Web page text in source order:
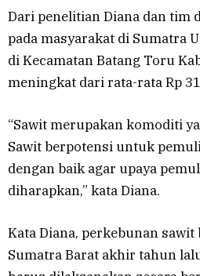
Dari penelitian Diana dan tim
pada masyarakat di Sumatra
di Kecamatan Batang Toru
meningkat dari rata-rata Rp
“Sawit merupakan komoditi
Sawit berpotensi untuk
dengan baik agar upaya
diharapkan,” kata Diana.
Kata Diana, perkebunan
Sumatra Barat akhir tahun